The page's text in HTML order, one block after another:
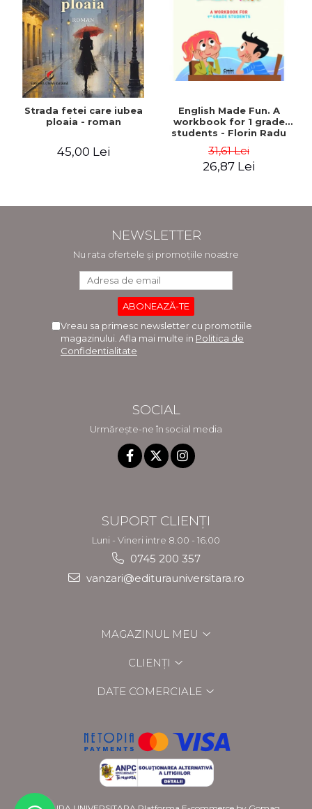
Strada fetei care iubea
ploaia - roman
45,00 Lei
English Made Fun. A
workbook for 1 grade
students - Florin Radu
Bortes
31,61 Lei
26,87 Lei
NEWSLETTER
Nu rata ofertele și promoțiile noastre
Vreau sa primesc newsletter cu promotiile
magazinului. Afla mai multe in Politica de
Confidentialitate
SOCIAL
Urmărește-ne în social media
SUPORT CLIENȚI
Luni - Vineri intre 8.00 - 16.00
0745 200 357
vanzari@editurauniversitara.ro
MAGAZINUL MEU
CLIENȚI
DATE COMERCIALE